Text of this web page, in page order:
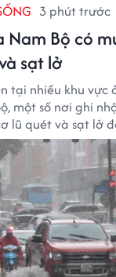
3 phút trước
Nam Bộ có
sạt lở
tại nhiều khu vực
một số nơi ghi
lũ quét và sạt lở